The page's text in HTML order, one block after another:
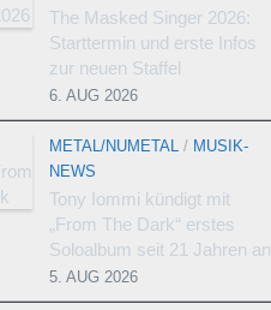
The Masked Singer 2026:
Starttermin und erste Infos
zur neuen Staffel
6. AUG 2026
METAL/NUMETAL / MUSIK-
NEWS
Tony Iommi kündigt mit
„From The Dark“ erstes
Soloalbum seit 21 Jahren an
5. AUG 2026